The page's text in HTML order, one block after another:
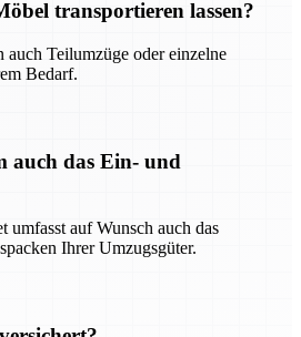
transportieren lassen?
Teilumzüge oder einzelne
Bedarf.
auch das Ein- und
umfasst auf Wunsch auch das
Ihrer Umzugsgüter.